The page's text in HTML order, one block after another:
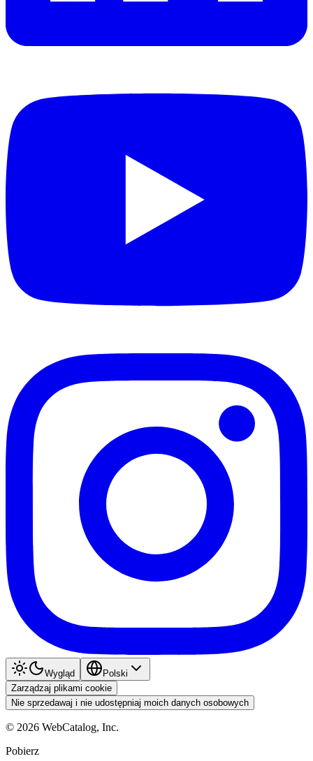
Wygląd
Polski
Zarządzaj plikami cookie
Nie sprzedawaj i nie udostępniaj moich danych osobowych
© 2026 WebCatalog, Inc.
Pobierz